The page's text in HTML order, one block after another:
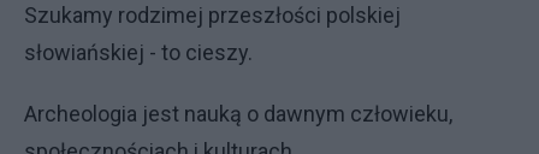
Szukamy rodzimej przeszłości polskiej
słowiańskiej - to cieszy.
Archeologia jest nauką o dawnym człowieku,